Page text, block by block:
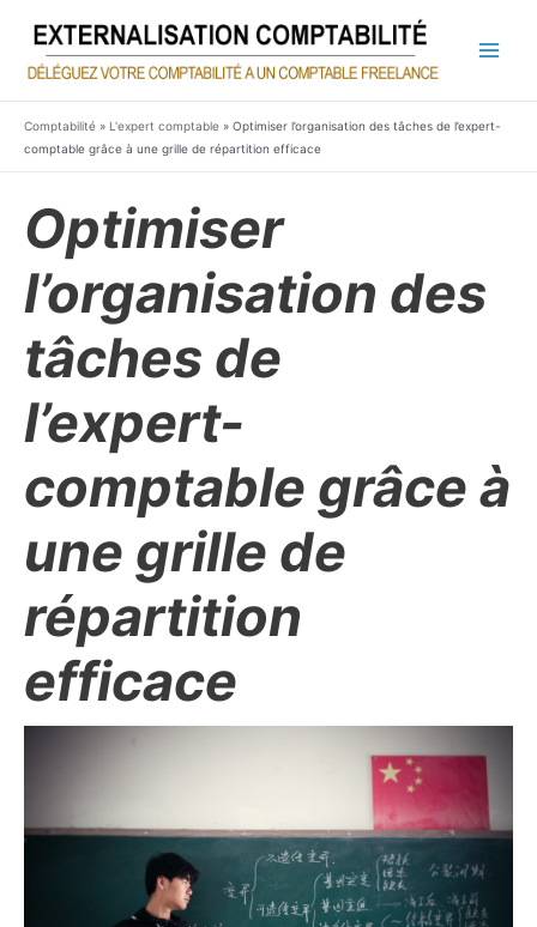
contenu
Comptabilité » L'expert comptable » Optimiser l’organisation des tâches de l’expert-
comptable grâce à une grille de répartition efficace
Optimiser
l’organisation des
tâches de
l’expert-
comptable grâce à
une grille de
répartition
efficace